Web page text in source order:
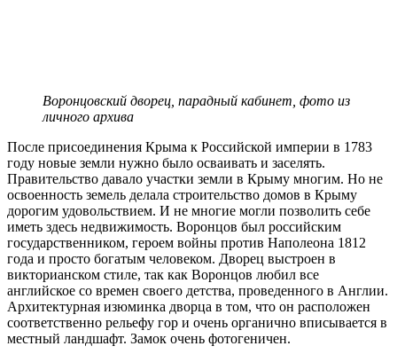
Воронцовский дворец, парадный кабинет, фото из
личного архива
После присоединения Крыма к Российской империи в 1783
году новые земли нужно было осваивать и заселять.
Правительство давало участки земли в Крыму многим. Но не
освоенность земель делала строительство домов в Крыму
дорогим удовольствием. И не многие могли позволить себе
иметь здесь недвижимость. Воронцов был российским
государственником, героем войны против Наполеона 1812
года и просто богатым человеком. Дворец выстроен в
викторианском стиле, так как Воронцов любил все
английское со времен своего детства, проведенного в Англии.
Архитектурная изюминка дворца в том, что он расположен
соответственно рельефу гор и очень органично вписывается в
местный ландшафт. Замок очень фотогеничен.